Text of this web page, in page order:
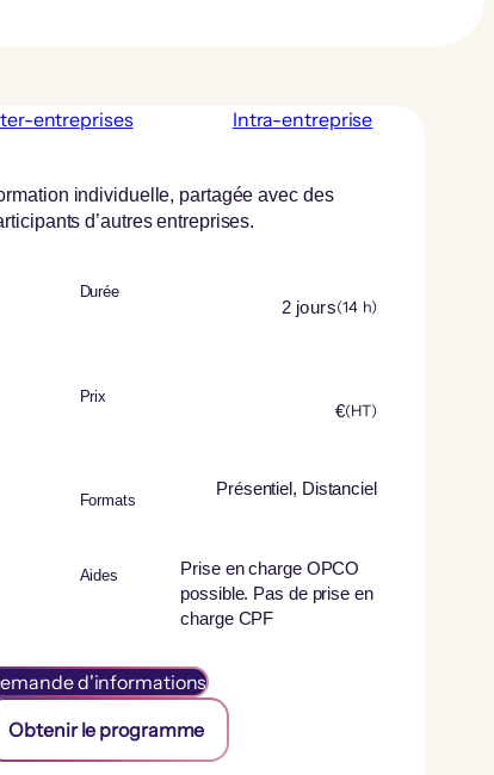
entreprises Intra-entreprise
individuelle, partagée avec des
d’autres entreprises.
Durée
2 jours(14 h)
Prix
€(HT)
Formats
Présentiel, Distanciel
Aides
Prise en charge OPCO
possible. Pas de prise en
charge CPF
d'informations
Obtenir le programme